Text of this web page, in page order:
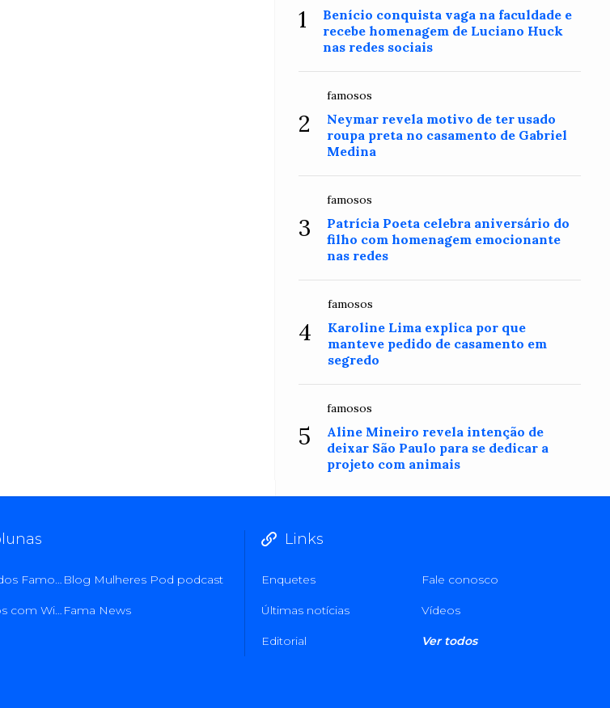
1
Benício conquista vaga na faculdade e
recebe homenagem de Luciano Huck
nas redes sociais
2
famosos
Neymar revela motivo de ter usado
roupa preta no casamento de Gabriel
Medina
3
famosos
Patrícia Poeta celebra aniversário do
filho com homenagem emocionante
nas redes
4
famosos
Karoline Lima explica por que
manteve pedido de casamento em
segredo
5
famosos
Aline Mineiro revela intenção de
deixar São Paulo para se dedicar a
projeto com animais
Blog Bastidores dos Famosos com Allan Borges Blog Mulheres Pod podcast
Blog Super Carros com Wilker Soares Fama News
Links
Enquetes Fale conosco
Últimas notícias Vídeos
Editorial Ver todos